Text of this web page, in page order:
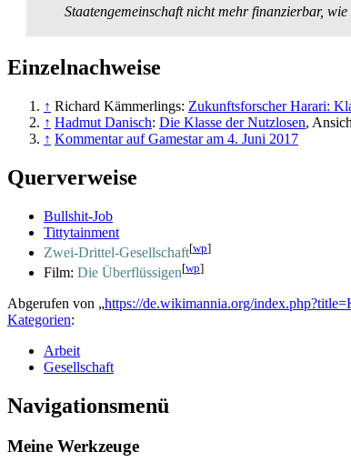
Staaten­gemein­schaft nicht mehr finanzierbar,
Einzelnachweise
↑ Richard Kämmerlings: Zukunftsforscher Harari:
↑ Hadmut Danisch: Die Klasse der Nutzlosen,
↑ Kommentar auf Gamestar am 4. Juni 2017
Querverweise
Bullshit-Job
Tittytainment
Zwei-Drittel-Gesellschaft[wp]
Film: Die Überflüssigen[wp]
Abgerufen von „https://de.wikimannia.org/
Kategorien:
Arbeit
Gesellschaft
Navigationsmenü
Meine Werkzeuge